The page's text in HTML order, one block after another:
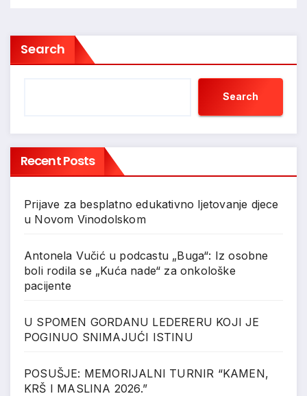
Search
Search
Recent Posts
Prijave za besplatno edukativno ljetovanje djece
u Novom Vinodolskom
Antonela Vučić u podcastu „Buga“: Iz osobne
boli rodila se „Kuća nade“ za onkološke
pacijente
U SPOMEN GORDANU LEDERERU KOJI JE
POGINUO SNIMAJUĆI ISTINU
POSUŠJE: MEMORIJALNI TURNIR “KAMEN,
KRŠ I MASLINA 2026.”